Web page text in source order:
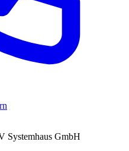
Systemhaus GmbH